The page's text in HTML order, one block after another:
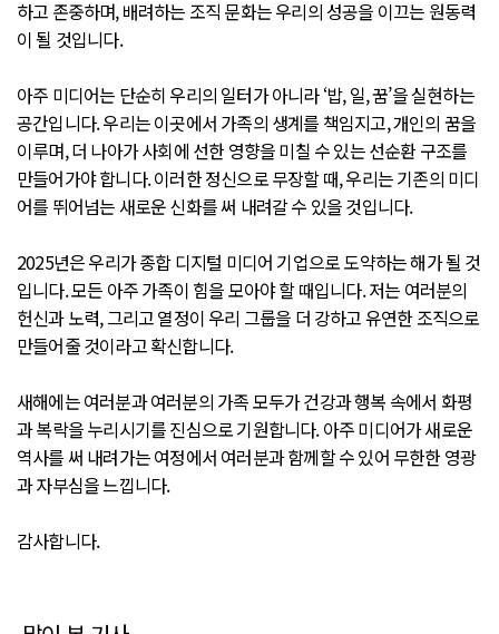
하고 존중하며, 배려하는 조직 문화는 우리의 성공을 이끄는 원동력
이 될 것입니다.
아주 미디어는 단순히 우리의 일터가 아니라 ‘밥, 일, 꿈’을 실현하는
공간입니다. 우리는 이곳에서 가족의 생계를 책임지고, 개인의 꿈을
이루며, 더 나아가 사회에 선한 영향을 미칠 수 있는 선순환 구조를
만들어가야 합니다. 이러한 정신으로 무장할 때, 우리는 기존의 미디
어를 뛰어넘는 새로운 신화를 써 내려갈 수 있을 것입니다.
2025년은 우리가 종합 디지털 미디어 기업으로 도약하는 해가 될 것
입니다. 모든 아주 가족이 힘을 모아야 할 때입니다. 저는 여러분의
헌신과 노력, 그리고 열정이 우리 그룹을 더 강하고 유연한 조직으로
만들어줄 것이라고 확신합니다.
새해에는 여러분과 여러분의 가족 모두가 건강과 행복 속에서 화평
과 복락을 누리시기를 진심으로 기원합니다. 아주 미디어가 새로운
역사를 써 내려가는 여정에서 여러분과 함께할 수 있어 무한한 영광
과 자부심을 느낍니다.
감사합니다.